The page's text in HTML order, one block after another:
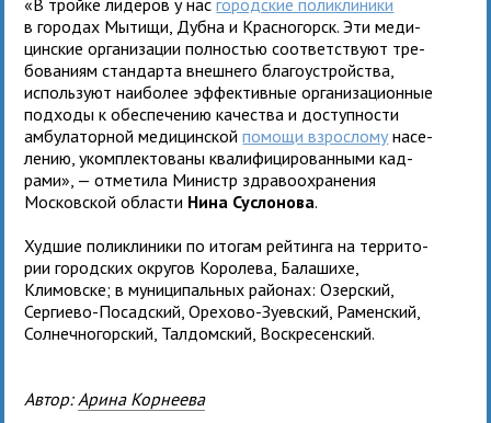
в горо­дах Мытищи, Дубна и Красногорск. Эти меди­
цин­ские орга­ни­за­ции пол­но­стью соот­вет­ствуют тре­
бо­ва­ниям стан­дарта внеш­него бла­го­устрой­ства,
исполь­зуют наи­бо­лее эффек­тив­ные орга­ни­за­ци­он­ные
под­ходы к обес­пе­че­нию каче­ства и доступ­но­сти
амбу­ла­тор­ной меди­цин­скойпомощи взрос­лому насе­
ле­нию, уком­плек­то­ваны ква­ли­фи­ци­ро­ван­ными кад­
рами», — отме­тила Министр здра­во­охра­не­ния
Московской обла­сти Нина Суслонова.
Худшие поли­кли­ники по ито­гам рей­тинга на тер­ри­то­
рии город­ских окру­гов Королева, Балашихе,
Климовске; в муни­ци­паль­ных рай­о­нах: Озерский,
Сергиево-Посадский, Орехово-Зуевский, Раменский,
Солнечногор­ский, Талдомский, Воскресенский.
Автор: Арина Корнеева